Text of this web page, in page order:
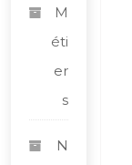
M
éti
er
s
N